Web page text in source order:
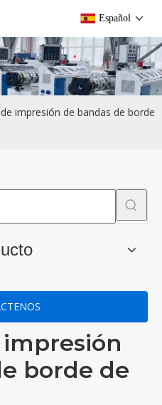
Español
impresión de bandas de borde
borde de